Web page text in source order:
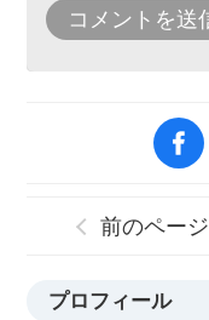
前のページ
プロフィール